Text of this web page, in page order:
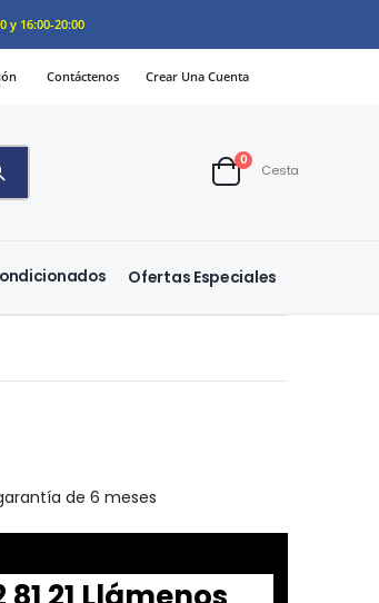
y 16:00-20:00
Contáctenos Crear Una Cuenta
Cart
0artículos
Cesta
Ofertas Especiales
de 6 meses